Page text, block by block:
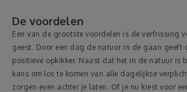
Elektronica
Eten & Drinken
De voordelen
Een van de grootste voordelen is de verfrissing
geest. Door een dag de natuur in de gaan geeft
positieve opkikker. Naast dat het in de natuur is
kans om los te komen van alle dagelijkse
zorgen even achter je laten. Of je nu kiest voor